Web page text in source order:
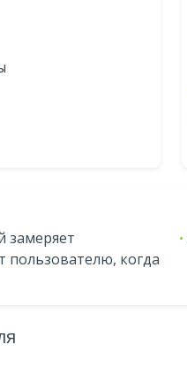
замеряет
пользователю, когда